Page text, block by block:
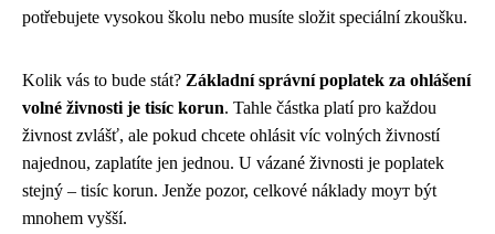
potřebujete vysokou školu nebo musíte složit speciální zkoušku.
Kolik vás to bude stát? Základní správní poplatek za ohlášení
volné živnosti je tisíc korun. Tahle částka platí pro každou
živnost zvlášť, ale pokud chcete ohlásit víc volných živností
najednou, zaplatíte jen jednou. U vázané živnosti je poplatek
stejný – tisíc korun. Jenže pozor, celkové náklady moут být
mnohem vyšší.